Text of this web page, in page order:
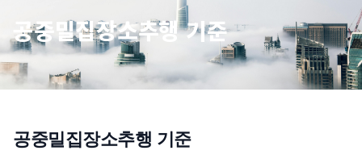
법무법인 대한중앙의 강점
오시는 길
성공사례
기업 인사이트
사례분석/최신동향
업무분야
공중밀집장소추행 기준
공중밀집장소추행 기준